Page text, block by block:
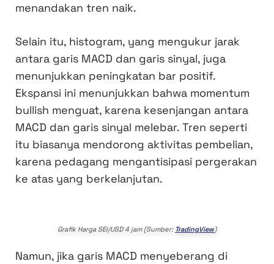
menandakan tren naik.
Selain itu, histogram, yang mengukur jarak
antara garis MACD dan garis sinyal, juga
menunjukkan peningkatan bar positif.
Ekspansi ini menunjukkan bahwa momentum
bullish menguat, karena kesenjangan antara
MACD dan garis sinyal melebar. Tren seperti
itu biasanya mendorong aktivitas pembelian,
karena pedagang mengantisipasi pergerakan
ke atas yang berkelanjutan.
Grafik Harga SEI/USD 4 jam (Sumber: TradingView)
Namun, jika garis MACD menyeberang di